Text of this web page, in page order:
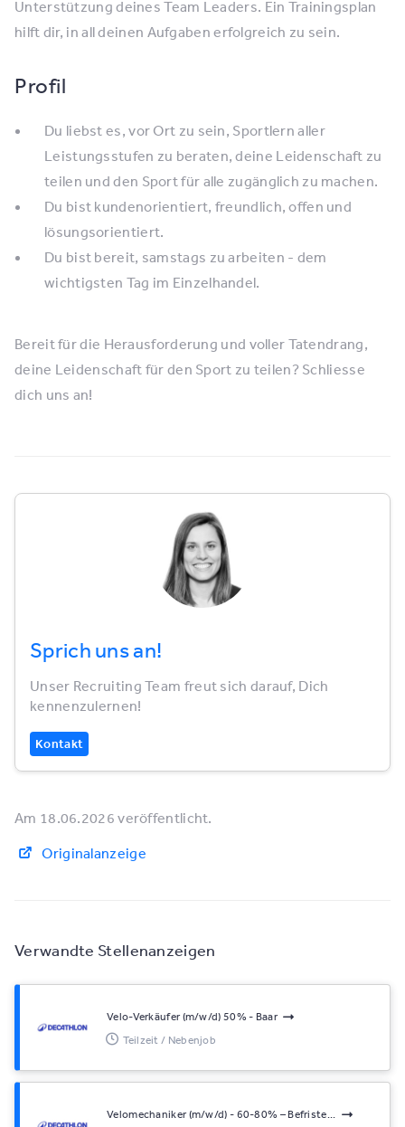
Verwandte Stellenanzeigen
Velo-Verkäufer (m/w/d) 50% - Baar
Teilzeit / Nebenjob
Velomechaniker (m/w/d) - 60-80% – Befriste...
Unterstützung deines Team Leaders. Ein Trainingsplan
hilft dir, in all deinen Aufgaben erfolgreich zu sein.
Profil
Du liebst es, vor Ort zu sein, Sportlern aller
Leistungsstufen zu beraten, deine Leidenschaft zu
teilen und den Sport für alle zugänglich zu machen.
Du bist kundenorientiert, freundlich, offen und
lösungsorientiert.
Du bist bereit, samstags zu arbeiten - dem
wichtigsten Tag im Einzelhandel.
Bereit für die Herausforderung und voller Tatendrang,
deine Leidenschaft für den Sport zu teilen? Schliesse
dich uns an!
Sprich uns an!
Unser Recruiting Team freut sich darauf, Dich
kennenzulernen!
Kontakt
Am 18.06.2026 veröffentlicht.
Originalanzeige